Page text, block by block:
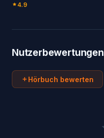
4.9
Nutzerbewertungen
Hörbuch bewerten